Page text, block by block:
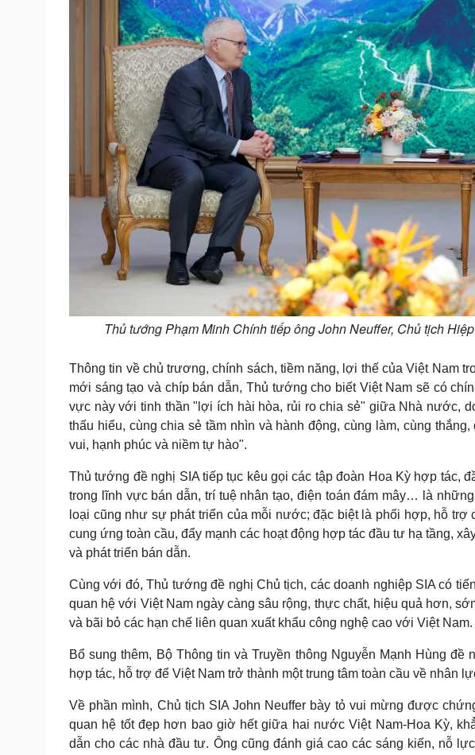
Thủ tướng Phạm Minh Chính tiếp ông John Neuffer, Chủ tịch
Thông tin về chủ trương, chính sách, tiềm năng, lợi thế của Việt Nam
mới sáng tạo và chíp bán dẫn, Thủ tướng cho biết Việt Nam sẽ có
vực này với tinh thần "lợi ích hài hòa, rủi ro chia sẻ" giữa Nhà nước,
thấu hiểu, cùng chia sẻ tầm nhìn và hành động, cùng làm, cùng
vui, hạnh phúc và niềm tự hào".
Thủ tướng đề nghị SIA tiếp tục kêu gọi các tập đoàn Hoa Kỳ hợp tác,
trong lĩnh vực bán dẫn, trí tuệ nhân tạo, điện toán đám mây… là
loại cũng như sự phát triển của mỗi nước; đặc biệt là phối hợp, hỗ trợ
cung ứng toàn cầu, đẩy mạnh các hoạt động hợp tác đầu tư hạ tầng,
và phát triển bán dẫn.
Cùng với đó, Thủ tướng đề nghị Chủ tịch, các doanh nghiệp SIA có
quan hệ với Việt Nam ngày càng sâu rộng, thực chất, hiệu quả hơn,
và bãi bỏ các hạn chế liên quan xuất khẩu công nghệ cao với Việt Nam.
Bổ sung thêm, Bộ Thông tin và Truyền thông Nguyễn Mạnh Hùng đề
hợp tác, hỗ trợ để Việt Nam trở thành một trung tâm toàn cầu về nhân
Về phần mình, Chủ tịch SIA John Neuffer bày tỏ vui mừng được
quan hệ tốt đẹp hơn bao giờ hết giữa hai nước Việt Nam-Hoa Kỳ,
dẫn cho các nhà đầu tư. Ông cũng đánh giá cao các sáng kiến, nỗ